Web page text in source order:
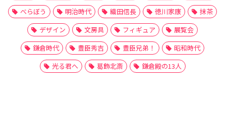
べらぼう
明治時代 織田信長 徳川家康
抹茶
デザイン
文房具 フィギュア
展覧会
鎌倉時代
豊臣秀吉 豊臣兄弟！
昭和時代
光る君へ
葛飾北斎 鎌倉殿の13人